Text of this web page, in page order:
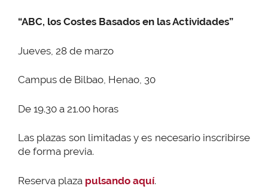
“ABC, los Costes Basados en las Actividades”
Jueves, 28 de marzo
Campus de Bilbao, Henao, 30
De 19.30 a 21.00 horas
Las plazas son limitadas y es necesario inscribirse
de forma previa.
Reserva plaza pulsando aquí.